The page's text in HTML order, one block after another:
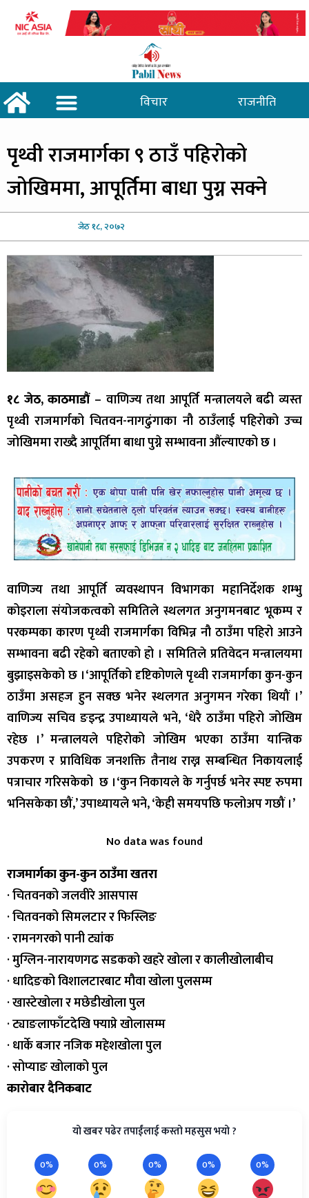
शिक्षा/स्वास्थ्य विचार राजनीति
पृथ्वीराजमार्गका ९ ठाउँ पहिरोको
जोखिममा, आपूर्तिमा बाधा पुग्न सक्ने
जेठ१८, २०७२
१८ जेठ, काठमाडौं– वाणिज्य तथा आपूर्ति मन्त्रालयले बढी व्यस्त
पृथ्वी राजमार्गको चितवन-नागढुंगाका नौ ठाउँलाई पहिरोको उच्च
जोखिममा राख्दै आपूर्तिमा बाधा पुग्ने सम्भावना औंल्याएको छ ।
वाणिज्य तथा आपूर्ति व्यवस्थापन विभागका महानिर्देशक शम्भु
कोइराला संयोजकत्वको समितिले स्थलगत अनुगमनबाट भूकम्प र
परकम्पका कारण पृथ्वी राजमार्गका विभिन्न नौ ठाउँमा पहिरो आउने
सम्भावना बढी रहेको बताएको हो । समितिले प्रतिवेदन मन्त्रालयमा
बुझाइसकेको छ ।‘आपूर्तिको दृष्टिकोणले पृथ्वी राजमार्गका कुन-कुन
ठाउँमा असहज हुन सक्छ भनेर स्थलगत अनुगमन गरेका थियौं ।’
वाणिज्य सचिव ङइन्द्र उपाध्यायले भने, ‘धेरै ठाउँमा पहिरो जोखिम
रहेछ ।’ मन्त्रालयले पहिरोको जोखिम भएका ठाउँमा यान्त्रिक
उपकरण र प्राविधिक जनशक्ति तैनाथ राख्न सम्बन्धित निकायलाई
पत्राचार गरिसकेको छ ।‘कुन निकायले के गर्नुपर्छ भनेर स्पष्ट रुपमा
भनिसकेका छौं,’ उपाध्यायले भने, ‘केही समयपछि फलोअप गछौं ।’
No data was found
राजमार्गका कुन-कुन ठाउँमा खतरा
· चितवनको जलवीरे आसपास
· चितवनको सिमलटार र फिस्लिङ
· रामनगरको पानी ट्यांक
· मुग्लिन-नारायणगढ सडकको खहरे खोला र कालीखोलाबीच
· धादिङको विशालटारबाट मौवा खोला पुलसम्म
· खास्टेखोला र मछेडीखोला पुल
· ट्याङलाफाँटदेखि फ्याप्रे खोलासम्म
· धार्के बजार नजिक महेशखोला पुल
· सोप्याङ खोलाको पुल
कारोबार दैनिकबाट
यो खबर पढेर तपाईंलाई कस्तो महसुस भयो ?
0% 0% 0% 0% 0%